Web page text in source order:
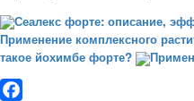
Сеалекс форте: описание,
Применение комплексного
такое йохимбе форте?